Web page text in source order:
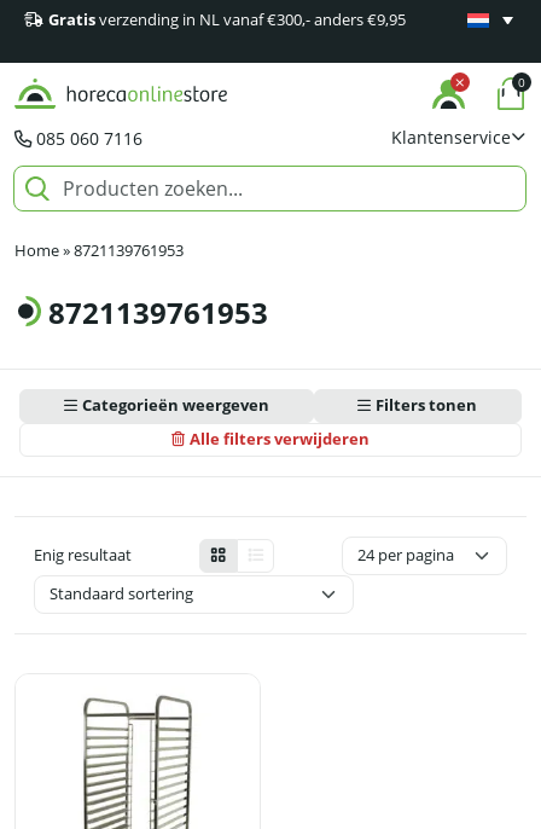
Gratisverzending in NL vanaf €300,- anders €9,95
Minimaal
085 060 7116 Klantenservice
0
Home»8721139761953
8721139761953
Categorieën weergeven
Alle filters verwijderen
Filters tonen
Enig resultaat